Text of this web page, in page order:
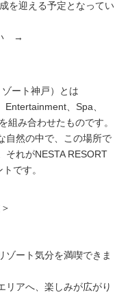
を迎える予定となってい
い →
ート神戸）とは
、Spa、
組み合わせたものです。
自然の中で、この場所で
それがNESTA RESORT
です。
ート満喫≫
ート気分を満喫できま
アへ、楽しみが広がり